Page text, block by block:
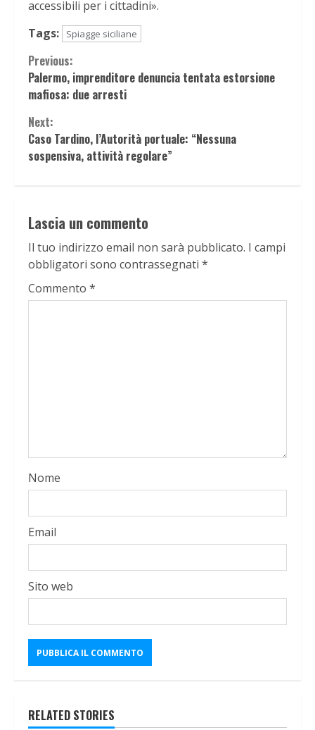
accessibili per i cittadini».
Tags:
Spiagge siciliane
Continue
Reading
Previous:
Palermo, imprenditore denuncia tentata estorsione
mafiosa: due arresti
Next:
Caso Tardino, l’Autorità portuale: “Nessuna
sospensiva, attività regolare”
Lascia un commento
Il tuo indirizzo email non sarà pubblicato. I campi
obbligatori sono contrassegnati *
Commento *
Nome
Email
Sito web
RELATED STORIES